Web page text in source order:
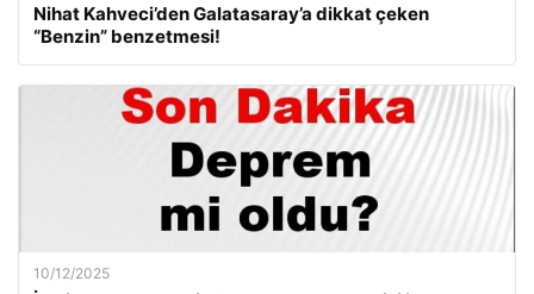
Nihat Kahveci’den Galatasaray’a dikkat çeken
“Benzin” benzetmesi!
10/12/2025